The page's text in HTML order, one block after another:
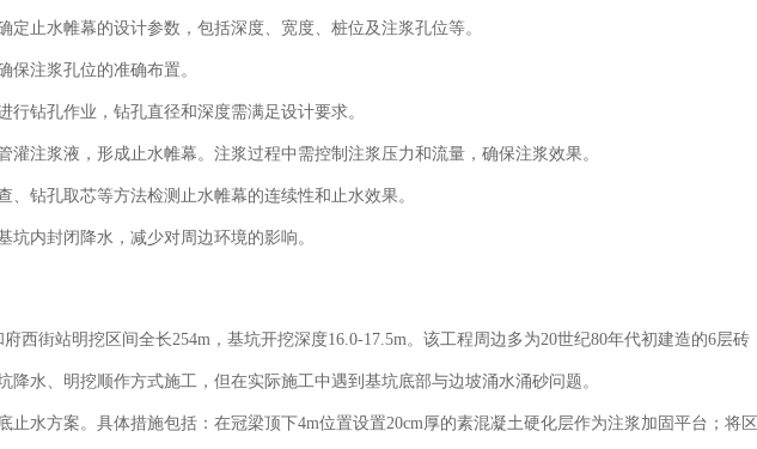
定止水帷幕的设计参数，包括深度、宽度、桩位及注浆孔位等。
保注浆孔位的准确布置。
行钻孔作业，钻孔直径和深度需满足设计要求。
灌注浆液，形成止水帷幕。注浆过程中需控制注浆压力和流量，确保注浆效果。
、钻孔取芯等方法检测止水帷幕的连续性和止水效果。
坑内封闭降水，减少对周边环境的影响。
西街站明挖区间全长254m，基坑开挖深度16.0-17.5m。该工程周边多为20世纪80年代初建造的6层砖
降水、明挖顺作方式施工，但在实际施工中遇到基坑底部与边坡涌水涌砂问题。
止水方案。具体措施包括：在冠梁顶下4m位置设置20cm厚的素混凝土硬化层作为注浆加固平台；将区